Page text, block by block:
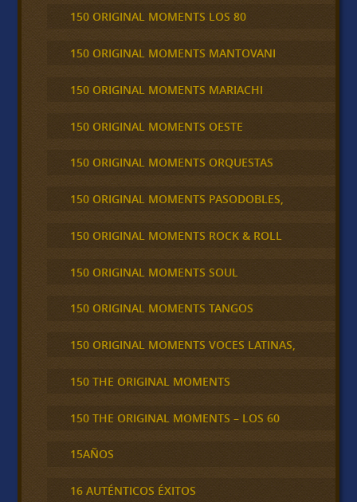
150 ORIGINAL MOMENTS LOS 80
150 ORIGINAL MOMENTS MANTOVANI
150 ORIGINAL MOMENTS MARIACHI
150 ORIGINAL MOMENTS OESTE
150 ORIGINAL MOMENTS ORQUESTAS
150 ORIGINAL MOMENTS PASODOBLES,
150 ORIGINAL MOMENTS ROCK & ROLL
150 ORIGINAL MOMENTS SOUL
150 ORIGINAL MOMENTS TANGOS
150 ORIGINAL MOMENTS VOCES LATINAS,
150 THE ORIGINAL MOMENTS
150 THE ORIGINAL MOMENTS – LOS 60
15AÑOS
16 AUTÉNTICOS ÉXITOS